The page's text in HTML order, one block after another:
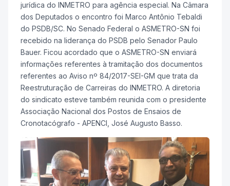
jurídica do INMETRO para agência especial. Na Câmara
dos Deputados o encontro foi Marco Antônio Tebaldi
do PSDB/SC. No Senado Federal o ASMETRO-SN foi
recebido na liderança do PSDB pelo Senador Paulo
Bauer. Ficou acordado que o ASMETRO-SN enviará
informações referentes à tramitação dos documentos
referentes ao Aviso nº 84/2017-SEI-GM que trata da
Reestruturação de Carreiras do INMETRO. A diretoria
do sindicato esteve também reunida com o presidente
Associação Nacional dos Postos de Ensaios de
Cronotacógrafo - APENCI, José Augusto Basso.